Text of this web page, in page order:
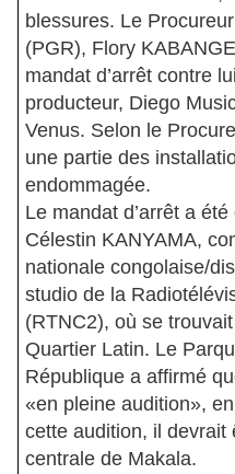
blessures. Le
(PGR), Flory
mandat d’arrêt contre
producteur, Diego
Venus. Selon le
une partie des
endommagée.
Le mandat d’arrêt a
Célestin KANYAMA,
nationale congolaise/
studio de la
(RTNC2), où se
Quartier Latin. Le
République a affirmé
«en pleine audition»,
cette audition, il devrait
centrale de Makala.